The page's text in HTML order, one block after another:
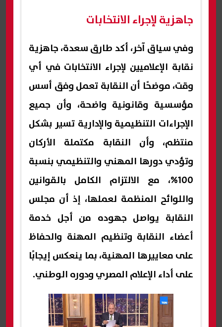
جاهزية لإجراء الانتخابات
وفي سياق آخر، أكد طارق سعدة، جاهزية
نقابة الإعلاميين لإجراء الانتخابات في أي
وقت، موضحًا أن النقابة تعمل وفق أسس
مؤسسية وقانونية واضحة، وأن جميع
الإجراءات التنظيمية والإدارية تسير بشكل
منتظم، وأن النقابة مكتملة الأركان
وتؤدي دورها المهني والتنظيمي بنسبة
100%، مع الالتزام الكامل بالقوانين
واللوائح المنظمة لعملها، إذ أن مجلس
النقابة يواصل جهوده من أجل خدمة
أعضاء النقابة وتنظيم المهنة والحفاظ
على معاييرها المهنية، بما ينعكس إيجابًا
على أداء الإعلام المصري ودوره الوطني.